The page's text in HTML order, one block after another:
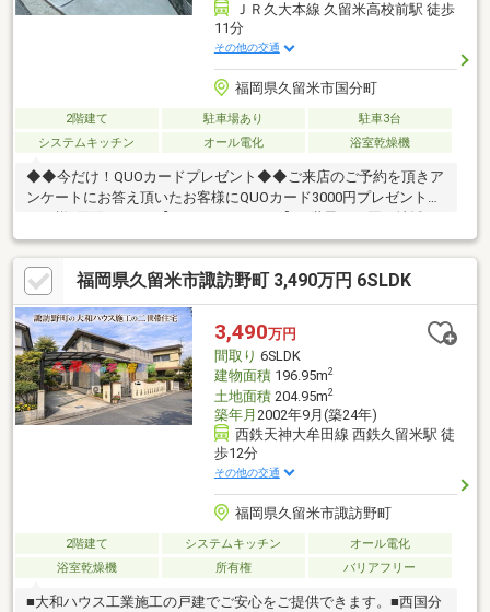
ＪＲ久大本線 久留米高校前駅 徒歩
11分
その他の交通
福岡県久留米市国分町
2階建て 駐車場あり
駐車3台
システムキッチン
オール電化 浴室乾燥機
◆◆今だけ！QUOカードプレゼント◆◆ご来店のご予約を頂きア
ンケートにお答え頂いたお客様にQUOカード3000円プレゼント！
に、12900店舗、14.4万人もの営業スタッフ （2024年3月末時
点）。これが世界最大級の不動産ネットワーク 「センチュリー
21」です!■「安心」と「信頼」をモットーに店舗ネットワークを
拡大し、 北海道から沖縄までの994店舗、6442人のスタッフ
（2024年3月末時点）が住まい選びのお手伝いをしています。
福岡県久留米市諏訪野町 3,490万円 6SLDK
3,490万円
間取り 6SLDK
建物面積196.95m2
土地面積204.95m2
築年月 2002年9月(築24年)
西鉄天神大牟田線 西鉄久留米駅 徒
歩12分
その他の交通
福岡県久留米市諏訪野町
2階建て システムキッチン
オール電化
浴室乾燥機
所有権 バリアフリー
■大和ハウス工業施工の戸建でご安心をご提供できます。■西国分